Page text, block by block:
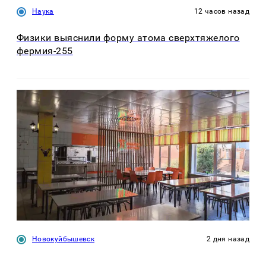
Наука 12 часов назад
Физики выяснили форму атома сверхтяжелого
фермия-255
Новокуйбышевск 2 дня назад